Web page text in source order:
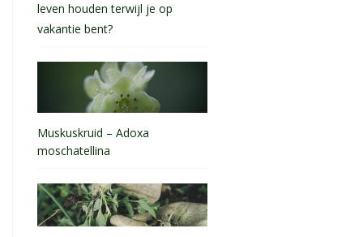
leven houden terwijl je op
vakantie bent?
Muskuskruid – Adoxa
moschatellina